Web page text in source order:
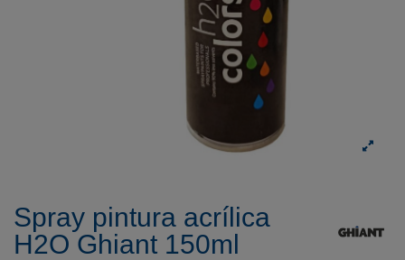
Spray pintura acrílica
H2O Ghiant 150ml